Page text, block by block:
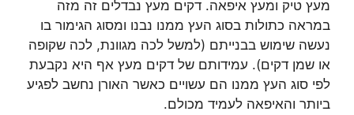
מעץ טיק ומעץ איפאה. דקים מעץ נבדלים זה מזה
במראה כתולות בסוג העץ ממנו נבנו ומסוג הגימור בו
נעשה שימוש בבנייתם (למשל לכה מגוונת, לכה שקופה
או שמן דקים). עמידותם של דקים מעץ אף היא נקבעת
לפי סוג העץ ממנו הם עשויים כאשר האורן נחשב לפגיע
ביותר והאיפאה לעמיד מכולם.